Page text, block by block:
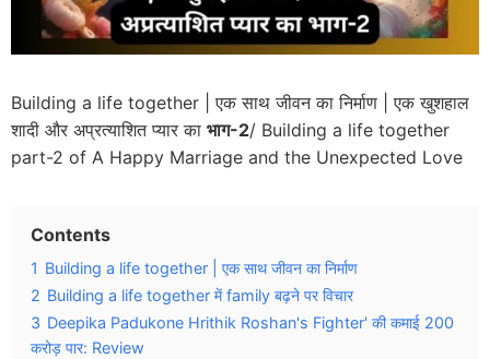
Building a life together | एक साथ जीवन का निर्माण | एक खुशहाल
शादी और अप्रत्याशित प्यार का भाग-2/ Building a life together
part-2 of A Happy Marriage and the Unexpected Love
Contents
1 Building a life together | एक साथ जीवन का निर्माण
2 Building a life together में family बढ़ने पर विचार
3 Deepika Padukone Hrithik Roshan's Fighter' की कमाई 200
करोड़ पार: Review